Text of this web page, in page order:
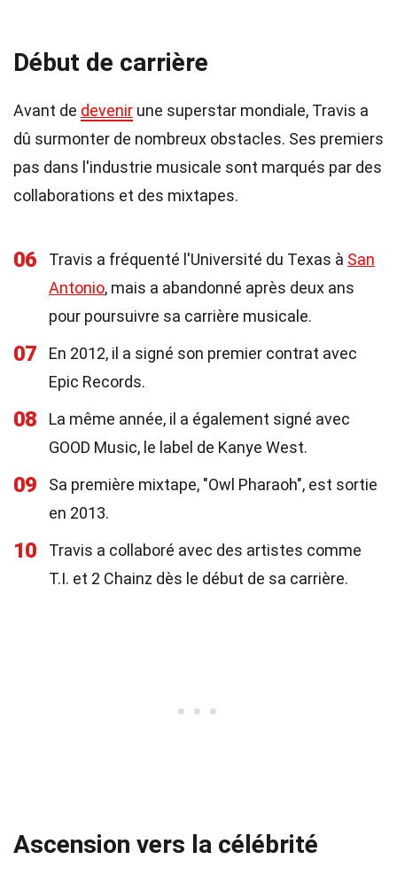
Début de carrière
Avant de devenir une superstar mondiale, Travis a
dû surmonter de nombreux obstacles. Ses premiers
pas dans l'industrie musicale sont marqués par des
collaborations et des mixtapes.
06 Travis a fréquenté l'Université du Texas à San
Antonio, mais a abandonné après deux ans
pour poursuivre sa carrière musicale.
07
En 2012, il a signé son premier contrat avec
Epic Records.
08
La même année, il a également signé avec
GOOD Music, le label de Kanye West.
09
Sa première mixtape, "Owl Pharaoh", est sortie
en 2013.
10
Travis a collaboré avec des artistes comme
T.I. et 2 Chainz dès le début de sa carrière.
Ascension vers la célébrité